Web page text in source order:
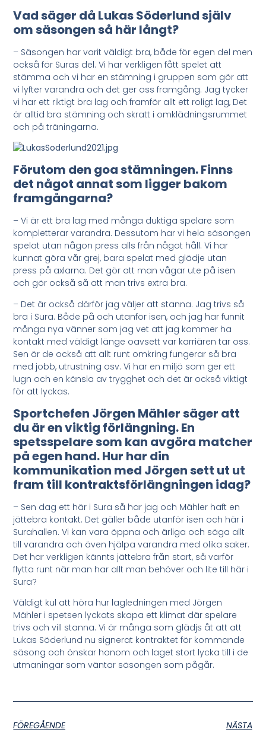
Vad säger då Lukas Söderlund själv
om säsongen så här långt?
– Säsongen har varit väldigt bra, både för egen del men
också för Suras del. Vi har verkligen fått spelet att
stämma och vi har en stämning i gruppen som gör att
vi lyfter varandra och det ger oss framgång. Jag tycker
vi har ett riktigt bra lag och framför allt ett roligt lag, Det
är alltid bra stämning och skratt i omklädningsrummet
och på träningarna.
Förutom den goa stämningen. Finns
det något annat som ligger bakom
framgångarna?
– Vi är ett bra lag med många duktiga spelare som
kompletterar varandra. Dessutom har vi hela säsongen
spelat utan någon press alls från något håll. Vi har
kunnat göra vår grej, bara spelat med glädje utan
press på axlarna. Det gör att man vågar ute på isen
och gör också så att man trivs extra bra.
– Det är också därför jag väljer att stanna. Jag trivs så
bra i Sura. Både på och utanför isen, och jag har funnit
många nya vänner som jag vet att jag kommer ha
kontakt med väldigt länge oavsett var karriären tar oss.
Sen är de också att allt runt omkring fungerar så bra
med jobb, utrustning osv. Vi har en miljö som ger ett
lugn och en känsla av trygghet och det är också viktigt
för att lyckas.
Sportchefen Jörgen Mähler säger att
du är en viktig förlängning. En
spetsspelare som kan avgöra matcher
på egen hand. Hur har din
kommunikation med Jörgen sett ut ut
fram till kontraktsförlängningen idag?
– Sen dag ett här i Sura så har jag och Mähler haft en
jättebra kontakt. Det gäller både utanför isen och här i
Surahallen. Vi kan vara öppna och ärliga och säga allt
till varandra och även hjälpa varandra med olika saker.
Det har verkligen kännts jättebra från start, så varför
flytta runt när man har allt man behöver och lite till här i
Sura?
Väldigt kul att höra hur lagledningen med Jörgen
Mähler i spetsen lyckats skapa ett klimat där spelare
trivs och vill stanna. Vi är många som glädjs åt att att
Lukas Söderlund nu signerat kontraktet för kommande
säsong och önskar honom och laget stort lycka till i de
utmaningar som väntar säsongen som pågår.
FÖREGÅENDE NÄSTA